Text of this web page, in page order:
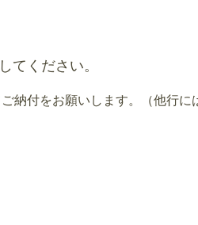
てください。
納付をお願いします。（他行